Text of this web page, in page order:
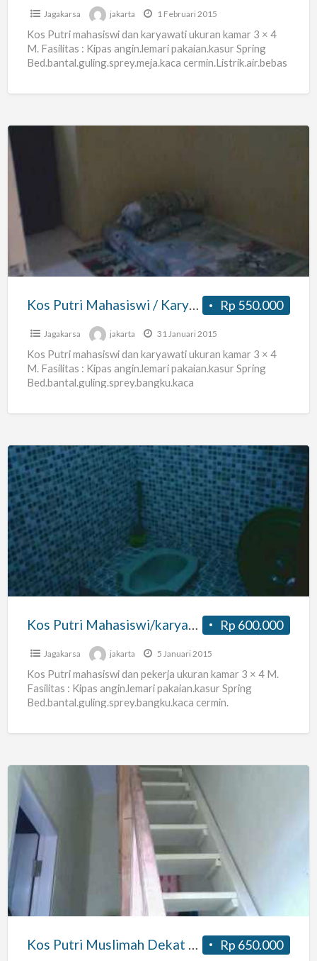
Jagakarsa jakarta 1 Februari 2015
Kos Putri mahasiswi dan karyawati ukuran kamar 3 × 4
M. Fasilitas : Kipas angin.lemari pakaian.kasur Spring
Bed.bantal.guling.sprey.meja.kaca cermin.Listrik.air.bebas
Kos
Putri
Mahasiswi
Karyawati
Dekat
Pasar
Agu
Rp 550.000
Kos Putri Mahasiswi / Karyawati Dekat Pasar Lenteng Agu
Jagakarsa jakarta 31 Januari 2015
Kos Putri mahasiswi dan karyawati ukuran kamar 3 × 4
M. Fasilitas : Kipas angin.lemari pakaian.kasur Spring
Bed.bantal.guling.sprey.bangku.kaca
Akses jalan[…]
Kos
Putri
Mahasiswi/karyawati
Deket
Pasar
Lenteng
Agung
Rp 600.000
Kos Putri Mahasiswi/karyawati Deket Pasar Lenteng Agung
Jagakarsa jakarta 5 Januari 2015
Kos Putri mahasiswi dan pekerja ukuran kamar 3 × 4 M.
Fasilitas : Kipas angin.lemari pakaian.kasur Spring
Bed.bantal.guling.sprey.bangku.kaca cermin.
[…]
Kos
Putri
Muslimah
Dekat
Pasar
Lenteng
Agung
Rp 650.000
Kos Putri Muslimah Dekat Pasar Lenteng Agung